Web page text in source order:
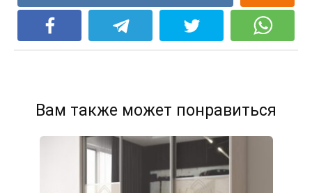
Вам также может понравиться